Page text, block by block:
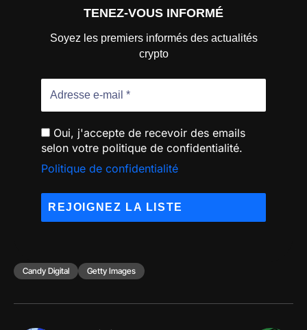
TENEZ-VOUS INFORMÉ
Soyez les premiers informés des actualités
crypto
Oui, j'accepte de recevoir des emails
selon votre politique de confidentialité.
Politique de confidentialité
Candy Digital Getty Images